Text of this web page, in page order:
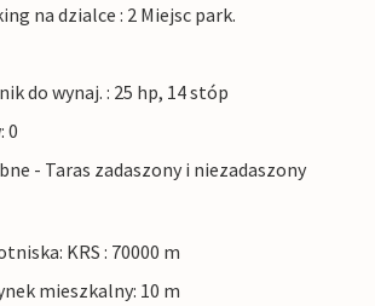
na dzialce : 2 Miejsc park.
do wynaj. : 25 hp, 14 stóp
0
- Taras zadaszony i niezadaszony
KRS : 70000 m
mieszkalny: 10 m